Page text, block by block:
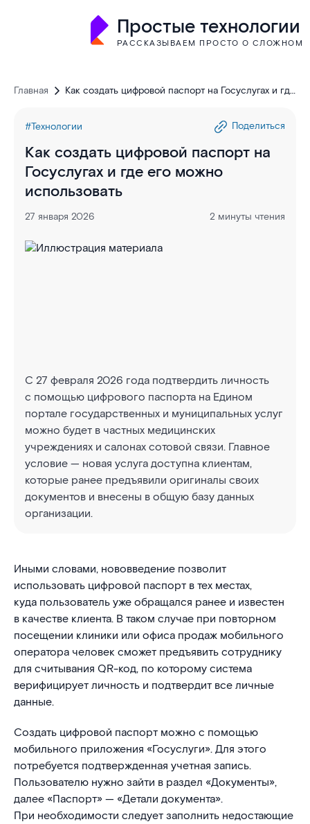
Простые технологии
РАССКАЗЫВАЕМ ПРОСТО О СЛОЖНОМ
Главная
Как создать цифровой паспорт на Госуслугах и где
#Технологии
Поделиться
Как создать цифровой паспорт на
Госуслугах и где его можно
использовать
27 января 2026 2 минуты чтения
С 27 февраля 2026 года подтвердить личность
с помощью цифрового паспорта на Едином
портале государственных и муниципальных услуг
можно будет в частных медицинских
учреждениях и салонах сотовой связи. Главное
условие — новая услуга доступна клиентам,
которые ранее предъявили оригиналы своих
документов и внесены в общую базу данных
организации.
Иными словами, нововведение позволит
использовать цифровой паспорт в тех местах,
куда пользователь уже обращался ранее и известен
в качестве клиента. В таком случае при повторном
посещении клиники или офиса продаж мобильного
оператора человек сможет предъявить сотруднику
для считывания QR-код, по которому система
верифицирует личность и подтвердит все личные
данные.
Создать цифровой паспорт можно с помощью
мобильного приложения «Госуслуги». Для этого
потребуется подтвержденная учетная запись.
Пользователю нужно зайти в раздел «Документы»,
далее «Паспорт» — «Детали документа».
При необходимости следует заполнить недостающие